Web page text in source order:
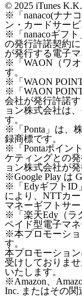
© 2025 iTunes
※「nanaco(ナナ
ン・カードサー
※「nanacoギフ
の発行許諾契約
が発行する電子
※「WAON（ワ
す。
※「WAON
※「WAON
会社が発行許諾
ョン株式会社は
す。
※「Ponta」は、
録商標です。
※「Pontaポイン
ケティングとの
ョン株式会社が
※Google Play は
※「EdyギフトID
により、NTTカ
マネーギフトサー
※「楽天Edy（ラ
ペイド型電子マネ
※本プロモーショ
す。
本プロモーショ
受けしておりませ
いたします。
※Amazon、
Inc. またはその関